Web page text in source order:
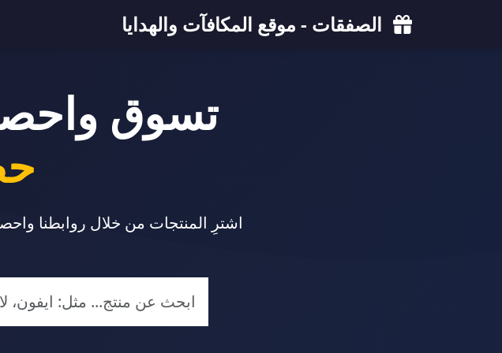
الصفقات - موقع المكافآت والهدايا
تسوق
اشترِ المنتجات من خلال روابطنا